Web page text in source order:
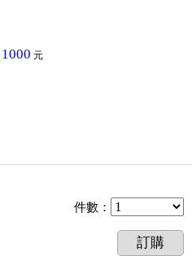
1000 元
件數 ：
訂購